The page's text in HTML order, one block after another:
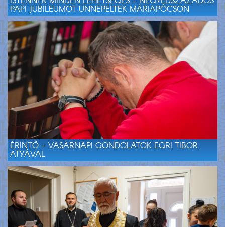
PAPI JUBILEUMOT ÜNNEPELTEK MÁRIAPÓCSON
ÉRINTŐ – VASÁRNAPI GONDOLATOK EGRI TIBOR
ATYÁVAL